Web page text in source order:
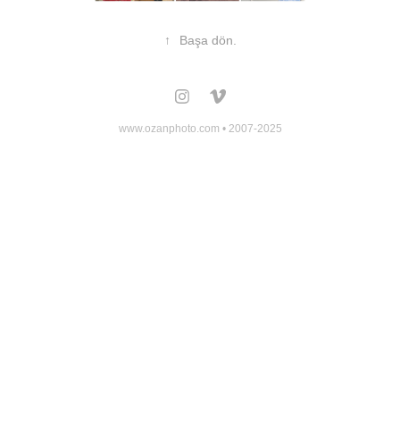
↑ Başa dön.
www.ozanphoto.com • 2007-2025